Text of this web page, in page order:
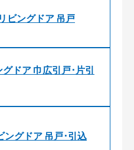
ビングドア 吊戸
ドア 巾広引戸･片引
グドア 吊戸･引込